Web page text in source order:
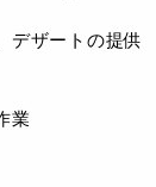
デザートの提供
業